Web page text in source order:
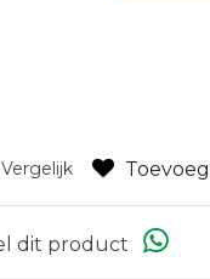
Vergelijk
dit product